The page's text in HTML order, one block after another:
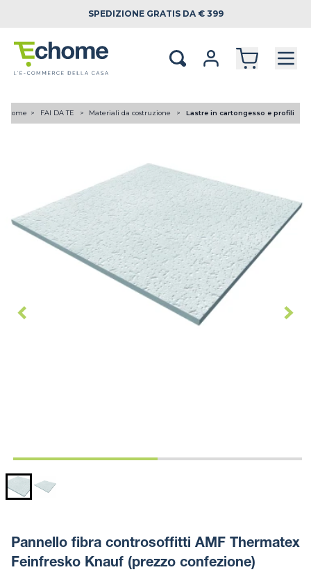
SPEDIZIONE GRATIS DA € 399
Home FAI DA TE Materiali da costruzione Lastre in cartongesso e profili
Pannello fibra controsoffitti AMF Thermatex
Feinfresko Knauf (prezzo confezione)